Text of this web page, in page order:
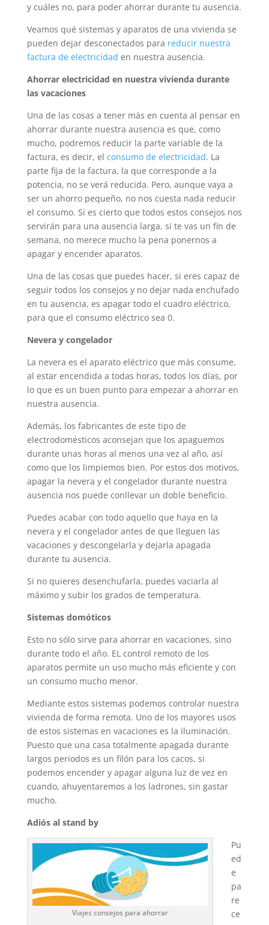
y cuáles no, para poder ahorrar durante tu ausencia.
Veamos qué sistemas y aparatos de una vivienda se
pueden dejar desconectados para reducir nuestra
factura de electricidad en nuestra ausencia.
Ahorrar electricidad en nuestra vivienda durante
las vacaciones
Una de las cosas a tener más en cuenta al pensar en
ahorrar durante nuestra ausencia es que, como
mucho, podremos reducir la parte variable de la
factura, es decir, el consumo de electricidad. La
parte fija de la factura, la que corresponde a la
potencia, no se verá reducida. Pero, aunque vaya a
ser un ahorro pequeño, no nos cuesta nada reducir
el consumo. Si es cierto que todos estos consejos nos
servirán para una ausencia larga, si te vas un fin de
semana, no merece mucho la pena ponernos a
apagar y encender aparatos.
Una de las cosas que puedes hacer, si eres capaz de
seguir todos los consejos y no dejar nada enchufado
en tu ausencia, es apagar todo el cuadro eléctrico,
para que el consumo eléctrico sea 0.
Nevera y congelador
La nevera es el aparato eléctrico que más consume,
al estar encendida a todas horas, todos los días, por
lo que es un buen punto para empezar a ahorrar en
nuestra ausencia.
Además, los fabricantes de este tipo de
electrodomésticos aconsejan que los apaguemos
durante unas horas al menos una vez al año, así
como que los limpiemos bien. Por estos dos motivos,
apagar la nevera y el congelador durante nuestra
ausencia nos puede conllevar un doble beneficio.
Puedes acabar con todo aquello que haya en la
nevera y el congelador antes de que lleguen las
vacaciones y descongelarla y dejarla apagada
durante tu ausencia.
Si no quieres desenchufarla, puedes vaciarla al
máximo y subir los grados de temperatura.
Sistemas domóticos
Esto no sólo sirve para ahorrar en vacaciones, sino
durante todo el año. EL control remoto de los
aparatos permite un uso mucho más eficiente y con
un consumo mucho menor.
Mediante estos sistemas podemos controlar nuestra
vivienda de forma remota. Uno de los mayores usos
de estos sistemas en vacaciones es la iluminación.
Puesto que una casa totalmente apagada durante
largos periodos es un filón para los cacos, si
podemos encender y apagar alguna luz de vez en
cuando, ahuyentaremos a los ladrones, sin gastar
mucho.
Adiós al stand by
Viajes consejos para ahorrar
Pu
ed
e
pa
re
ce